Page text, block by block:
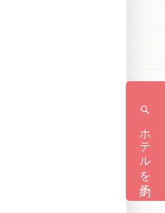
ホテルを予約